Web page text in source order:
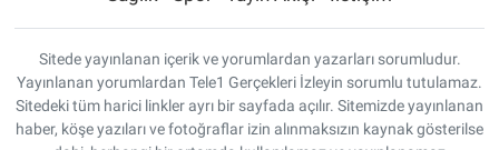
Sitede yayınlanan içerik ve yorumlardan yazarları sorumludur.
Yayınlanan yorumlardan Tele1 Gerçekleri İzleyin sorumlu tutulamaz.
Sitedeki tüm harici linkler ayrı bir sayfada açılır. Sitemizde yayınlanan
haber, köşe yazıları ve fotoğraflar izin alınmaksızın kaynak gösterilse